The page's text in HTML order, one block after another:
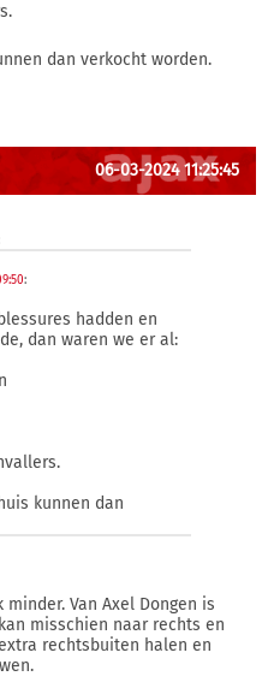
dan verkocht worden.
06-03-2024 11:25:45
:
hadden en
dan waren we er al:
kunnen dan
Van Axel Dongen is
misschien naar rechts en
rechtsbuiten halen en